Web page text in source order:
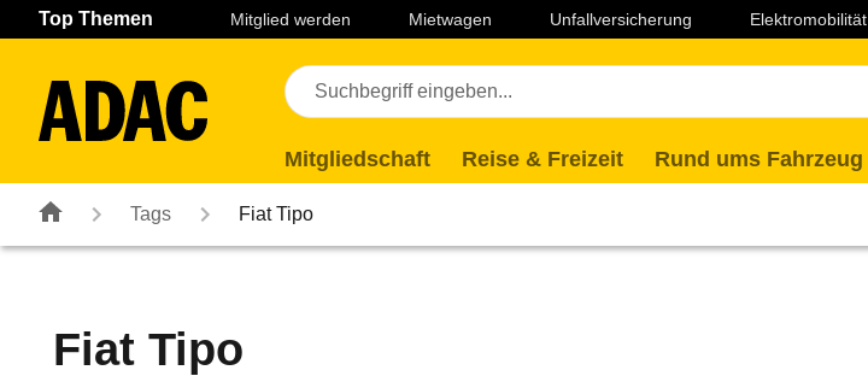
Navigation Seiteninhalt Fußzeile
Top Themen Mitglied werden Mietwagen Unfallversicherung Elektromobilität
Mitgliedschaft Reise & Freizeit Rund ums Fahrzeug
Tags Fiat Tipo
Fiat Tipo